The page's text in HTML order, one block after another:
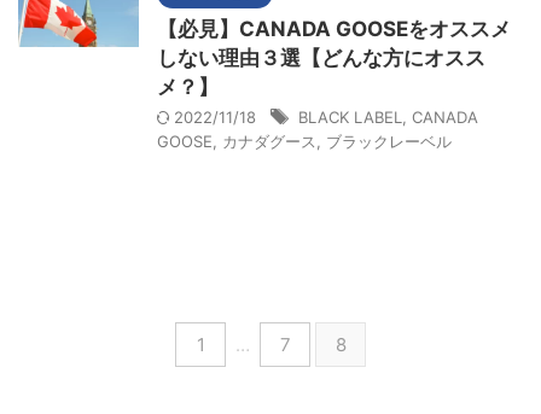
【必見】CANADA GOOSEをオススメ
しない理由３選【どんな方にオスス
メ？】
2022/11/18 BLACK LABEL
CANADA
GOOSE
カナダグース ブラックレーベル
1 … 7 8